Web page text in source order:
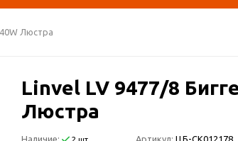
Люстра
Linvel LV 9477/8
Люстра
Наличие: Артикул: ЦБ-СК012178